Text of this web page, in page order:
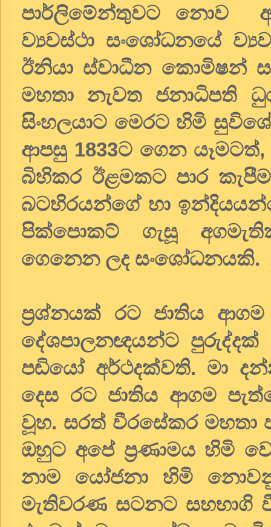
පාර්ලිමේන්තුවට නොව
ව්‍යවස්ථා සංශෝධනයේ
ඊනියා ස්වාධීන කොමිෂන්
මහතා නැවත ජනාධිපති
සිංහලයාට මෙරට හිමි
ආපසු 1833ට ගෙන
බිහිකර ඊළමකට පාර
බටහිරයන්ගේ හා
පික්පොකට් ගැසූ
ගෙනෙන ලද සංශෝධනයකි.
ප්‍රශ්නයක් රට ජාතිය
දේශපාලනඥයන්ට පුරුද්දක්
පඬියෝ අර්ථදක්වති. මා
දෙස රට ජාතිය ආගම
වූහ. සරත් වීරසේකර
ඔහුට අපේ ප්‍රණාමය හිමි
නාම යෝජනා හිමි
මැතිවරණ සටනට සහභාගි